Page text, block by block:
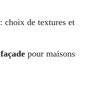
choix de textures et
pour maisons